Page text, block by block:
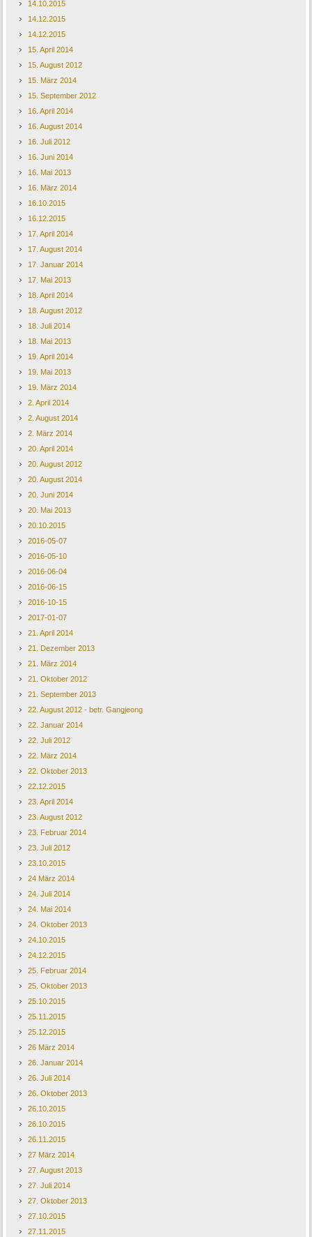
14.10.2015
14.12.2015
14.12.2015
15. April 2014
15. August 2012
15. März 2014
15. September 2012
16. April 2014
16. August 2014
16. Juli 2012
16. Juni 2014
16. Mai 2013
16. März 2014
16.10.2015
16.12.2015
17. April 2014
17. August 2014
17. Januar 2014
17. Mai 2013
18. April 2014
18. August 2012
18. Juli 2014
18. Mai 2013
19. April 2014
19. Mai 2013
19. März 2014
2. April 2014
2. August 2014
2. März 2014
20. April 2014
20. August 2012
20. August 2014
20. Juni 2014
20. Mai 2013
20.10.2015
2016-05-07
2016-05-10
2016-06-04
2016-06-15
2016-10-15
2017-01-07
21. April 2014
21. Dezember 2013
21. März 2014
21. Oktober 2012
21. September 2013
22. August 2012 - betr. Gangjeong
22. Januar 2014
22. Juli 2012
22. März 2014
22. Oktober 2013
22.12.2015
23. April 2014
23. August 2012
23. Februar 2014
23. Juli 2012
23.10.2015
24 März 2014
24. Juli 2014
24. Mai 2014
24. Oktober 2013
24.10.2015
24.12.2015
25. Februar 2014
25. Oktober 2013
25.10.2015
25.11.2015
25.12.2015
26 März 2014
26. Januar 2014
26. Juli 2014
26. Oktober 2013
26.10.2015
26.10.2015
26.11.2015
27 März 2014
27. August 2013
27. Juli 2014
27. Oktober 2013
27.10.2015
27.11.2015